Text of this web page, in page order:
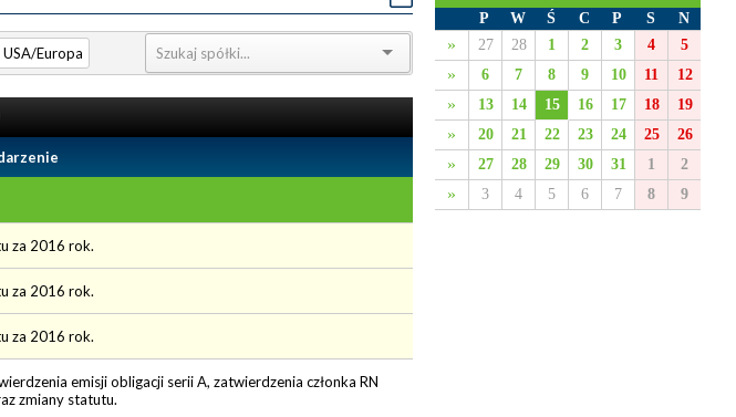
Europa
za 2016 rok.
za 2016 rok.
za 2016 rok.
emisji obligacji serii A, zatwierdzenia członka RN
zmiany statutu.
» 27 28 1 2 3 4 5
» 6 7 8 9 10 11 12
» 13 14 15 16 17 18 19
» 20 21 22 23 24 25 26
» 27 28 29 30 31 1 2
» 3 4 5 6 7 8 9
P W Ś C P S N